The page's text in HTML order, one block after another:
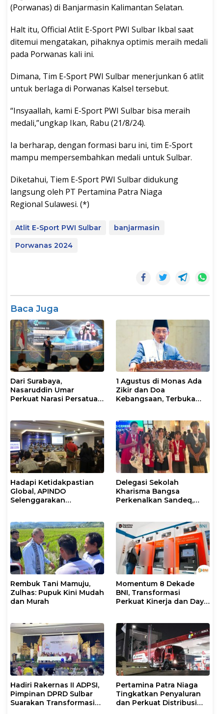
(Porwanas) di Banjarmasin Kalimantan Selatan.
Halt itu, Official Atlit E-Sport PWI Sulbar Ikbal saat
ditemui mengatakan, pihaknya optimis meraih medali
pada Porwanas kali ini.
Dimana, Tim E-Sport PWI Sulbar menerjunkan 6 atlit
untuk berlaga di Porwanas Kalsel tersebut.
“Insyaallah, kami E-Sport PWI Sulbar bisa meraih
medali,”ungkap Ikan, Rabu (21/8/24).
Ia berharap, dengan formasi baru ini, tim E-Sport
mampu mempersembahkan medali untuk Sulbar.
Diketahui, Tiem E-Sport PWI Sulbar didukung
langsung oleh PT Pertamina Patra Niaga
Regional Sulawesi. (*)
Atlit E-Sport PWI Sulbar
banjarmasin
Porwanas 2024
Baca Juga
Dari Surabaya,
Nasaruddin Umar
Perkuat Narasi Persatuan
1 Agustus di Monas Ada
Zikir dan Doa
Kebangsaan, Terbuka
Hadapi Ketidakpastian
Global, APINDO
Selenggarakan
Ketahanan Ekonomi
Nasional
Delegasi Sekolah
Kharisma Bangsa
Perkenalkan Sandeq,
STEAM Olympiad 2026 di
Roma
Rembuk Tani Mamuju,
Zulhas: Pupuk Kini Mudah
dan Murah
Momentum 8 Dekade
BNI, Transformasi
Perkuat Kinerja dan Daya
Hadiri Rakernas II ADPSI,
Pimpinan DPRD Sulbar
Suarakan Transformasi
Pertamina Patra Niaga
Tingkatkan Penyaluran
dan Perkuat Distribusi